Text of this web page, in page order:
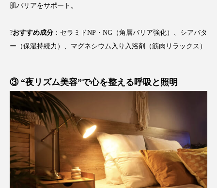
冬の準備 冬美容 冷え対策
加工顔 労働環境 国内市場 国際市場
地政学リスク 夜 スキンケア 香り
孤独 巡らせるケア 巡りケア 差別化
廃棄ロス 成分 技術経営 技術転用
抗酸化ケア 断食 新商品
肌バリアをサポート。
?おすすめ成分 ：セラミドNP・NG（角層バリア強化）、シアバタ
ー（保湿持続力）、マグネシウム入り入浴剤（筋肉リラックス）
③ “夜リズム美容”で心を整える呼吸と照明